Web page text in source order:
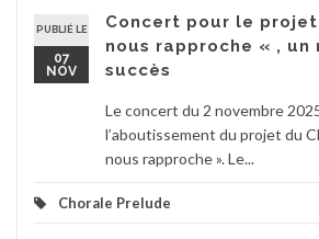
PUBLIÉ LE
07
NOV
Concert pour le projet
nous rapproche « , un
succès
Le concert du 2 novembre
l’aboutissement du projet du
nous rapproche ». Le...
Chorale Prelude